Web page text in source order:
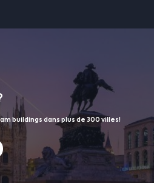
buildings dans plus de 300 villes!